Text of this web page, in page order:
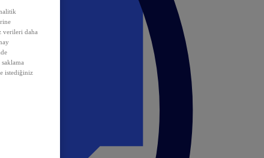
verileri daha
istediğiniz